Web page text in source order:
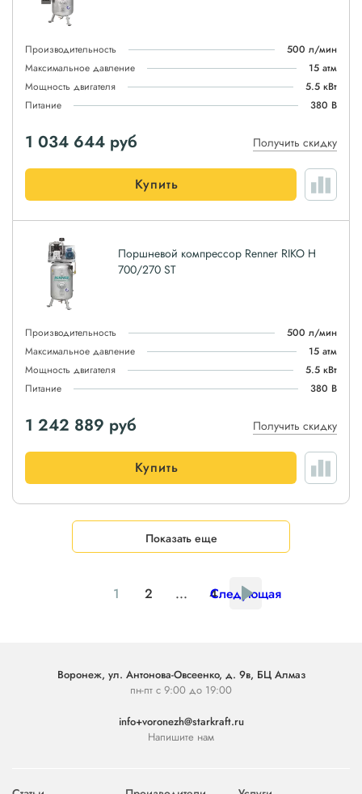
Производительность
500 л/мин
Максимальное давление
15 атм
Мощность двигателя
5.5 кВт
Питание
380 В
1 034 644 руб Получить скидку
Купить
Поршневой компрессор Renner RIKO H
700/270 ST
Производительность
500 л/мин
Максимальное давление
15 атм
Мощность двигателя
5.5 кВт
Питание
380 В
1 242 889 руб Получить скидку
Купить
Показать еще
1 2 ... 4
Следующая
Воронеж, ул. Антонова-Овсеенко, д. 9в, БЦ Алмаз
пн-пт с 9:00 до 19:00
info+voronezh@starkraft.ru
Напишите нам